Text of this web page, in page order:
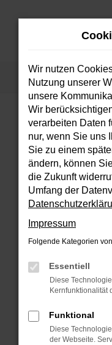
Zum
Startseite
FEHLER:
Beim Laden ist
Hier sind ein
Überprüfe
Laden andere
deine
Prüfe deine
Manche
können das
anderen
Fenster?
Wir nutzen
Nutzung unserer
unsere
Wir
verarbeiten Daten
nur, wenn Sie uns
Sie zu einem
ändern, können
die Zukunft
Umfang der
Impressum
Folgende Kategorien
Essentiell
Diese
Kernfunktionalität
Funktional
Diese
der Webseite.